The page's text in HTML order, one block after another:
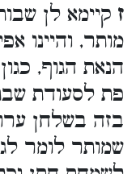
ז קיימא לן
מותר, והיינו
הנאת הגוף,
פת לסעודת
בזה בשלחן
שמותר לומר